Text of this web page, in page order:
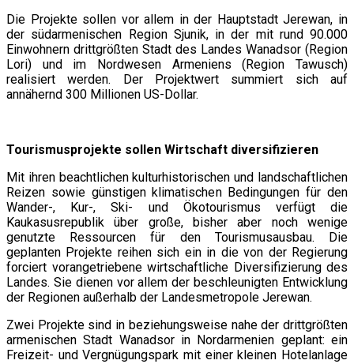
Die Projekte sollen vor allem in der Hauptstadt Jerewan, in
der südarmenischen Region Sjunik, in der mit rund 90.000
Einwohnern drittgrößten Stadt des Landes Wanadsor (Region
Lori) und im Nordwesen Armeniens (Region Tawusch)
realisiert werden. Der Projektwert summiert sich auf
annähernd 300 Millionen US-Dollar.
Tourismusprojekte sollen Wirtschaft diversifizieren
Mit ihren beachtlichen kulturhistorischen und landschaftlichen
Reizen sowie günstigen klimatischen Bedingungen für den
Wander-, Kur-, Ski- und Ökotourismus verfügt die
Kaukasusrepublik über große, bisher aber noch wenige
genutzte Ressourcen für den Tourismusausbau. Die
geplanten Projekte reihen sich ein in die von der Regierung
forciert vorangetriebene wirtschaftliche Diversifizierung des
Landes. Sie dienen vor allem der beschleunigten Entwicklung
der Regionen außerhalb der Landesmetropole Jerewan.
Zwei Projekte sind in beziehungsweise nahe der drittgrößten
armenischen Stadt Wanadsor in Nordarmenien geplant: ein
Freizeit- und Vergnügungspark mit einer kleinen Hotelanlage